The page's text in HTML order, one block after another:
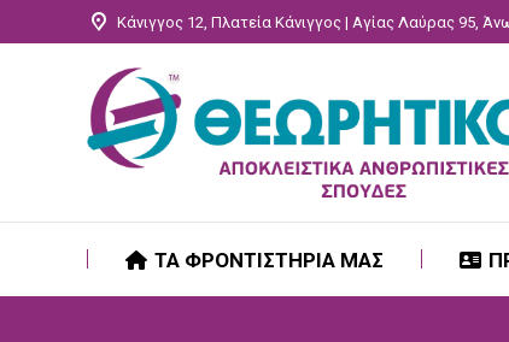
Κάνιγγος 12, Πλατεία Κάνιγγος | Αγίας Λαύρας 95,
ΤΑ ΦΡΟΝΤΙΣΤΗΡΙΑ ΜΑΣ
ΤΑ ΦΡΟΝΤΙΣΤΗΡΙΑ ΜΑΣ